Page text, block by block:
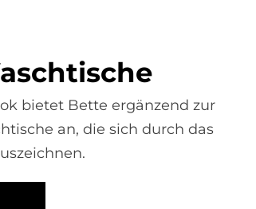
bietet Bette ergänzend zur
an, die sich durch das